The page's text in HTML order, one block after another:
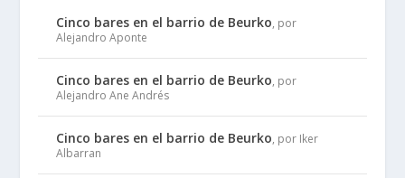
Cinco bares en el barrio de Beurko, por
Alejandro Aponte
Cinco bares en el barrio de Beurko, por
Alejandro Ane Andrés
Cinco bares en el barrio de Beurko, por Iker
Albarran